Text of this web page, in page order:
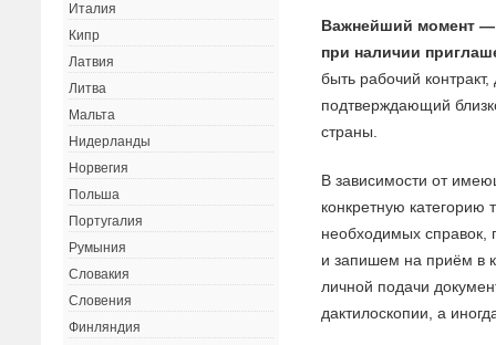
Важнейший момент —
при наличии
быть рабочий
подтверждающий
страны.
В зависимости от
конкретную
необходимых справок,
и запишем на приём в
личной подачи
дактилоскопии, а
Италия
Кипр
Латвия
Литва
Мальта
Нидерланды
Норвегия
Польша
Португалия
Румыния
Словакия
Словения
Финляндия